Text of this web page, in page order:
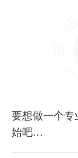
要想做一个专
始吧…